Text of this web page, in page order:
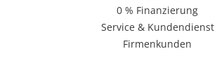
0 % Finanzierung
Service & Kundendienst
Firmenkunden